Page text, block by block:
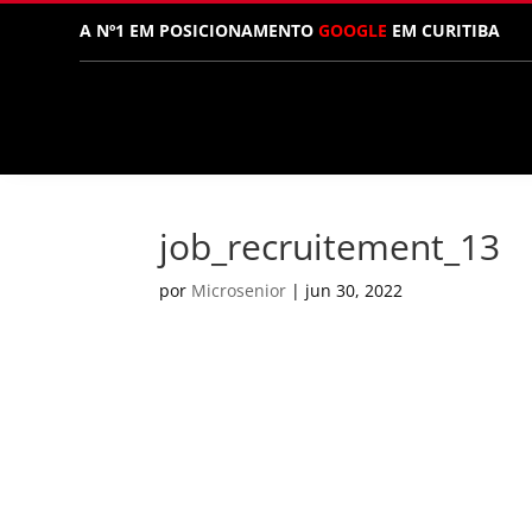
A Nº1 EM POSICIONAMENTOGOOGLE EM CURITIBA
job_recruitement_13
por Microsenior | jun 30, 2022